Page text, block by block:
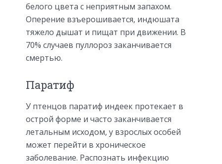
белого цвета с неприятным запахом.
Оперение взъерошивается, индюшата
тяжело дышат и пищат при движении. В
70% случаев пуллороз заканчивается
смертью.
Паратиф
У птенцов паратиф индеек протекает в
острой форме и часто заканчивается
летальным исходом, у взрослых особей
может перейти в хроническое
заболевание. Распознать инфекцию